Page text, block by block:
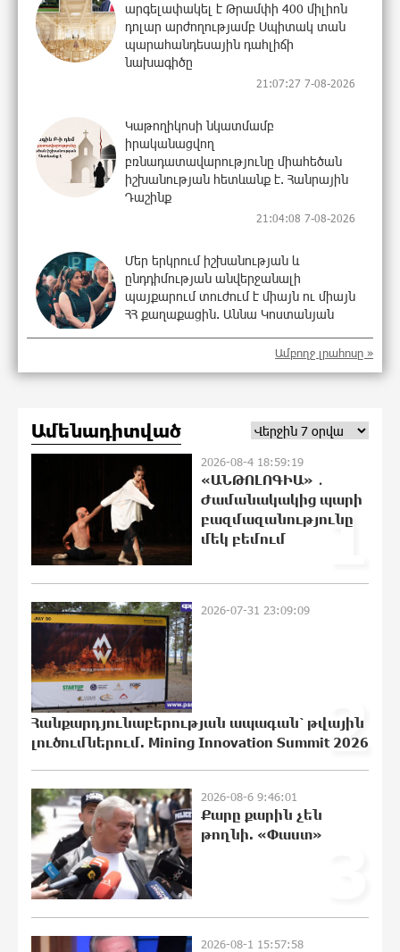
արգելափակել է Թրամփի 400 միլիոն
դոլար արժողությամբ Սպիտակ տան
պարահանդեսային դահլիճի
նախագիծը
21:07:27 7-08-2026
Կաթողիկոսի նկատմամբ
իրականացվող
բռնադատավարությունը միահեծան
իշխանության հետևանք է. Հանրային
Դաշինք
21:04:08 7-08-2026
Մեր երկրում իշխանության և
ընդդիմության անվերջանալի
պայքարում տուժում է միայն ու միայն
ՀՀ քաղաքացին. Աննա Կոստանյան
21:00:08 7-08-2026
Փրկարարները հայտանաբերել են
ԼՀԿ-ն պահանջում է դադարեցնել
Գարեգին Բ-ի և եպիսկոպոսների դեմ
քրեական հետապնդումը
20:40:12 7-08-2026
մեկում պայթյունի հետևանքով 55-
ամյա տղամարդը այրվածքներով
տեղափոխվել է
«Այրվածքաբանության ազգային
կենտրոն»
Սլովակիայի արևելքում արտակարգ
20:11:48 7-08-2026
Երթևեկության կազմակերպման
փոփոխություն տեղի կունենա
Ամբողջ լրահոսը »
Ամենադիտված
1
2026-08-4 18:59:19
«ԱՆԹՈԼՈԳԻԱ» ․
Ժամանակակից պարի
բազմազանությունը
մեկ բեմում
2
2026-07-31 23:09:09
Հանքարդյունաբերության ապագան՝ թվային
լուծումներում. Mining Innovation Summit 2026
2026-08-6 9:46:01
Քարը քարին չեն
թողնի. «Փաստ»
2026-08-1 15:57:58